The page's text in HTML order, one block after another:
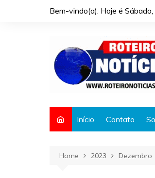
Bem-vindo(a). Hoje é
Início Contato
Home 2023 Dezembro